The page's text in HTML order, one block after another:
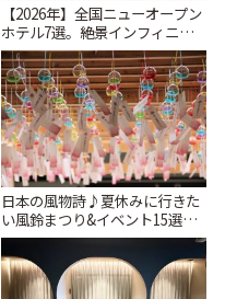
【2026年】全国ニューオープン
ホテル7選。絶景インフィニテ
ィ温泉から文化財の邸宅まで |
ことりっぷ
日本の風物詩♪夏休みに行きた
い風鈴まつり&イベント15選
【2026年夏】 | ことりっぷ